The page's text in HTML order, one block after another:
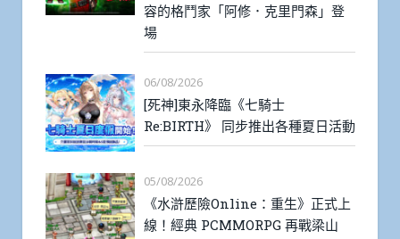
容的格鬥家「阿修．克里門森」登
場
06/08/2026
[死神]東永降臨《七騎士
Re:BIRTH》 同步推出各種夏日活動
05/08/2026
《水滸歷險Online：重生》正式上
線！經典 PCMMORPG 再戰梁山